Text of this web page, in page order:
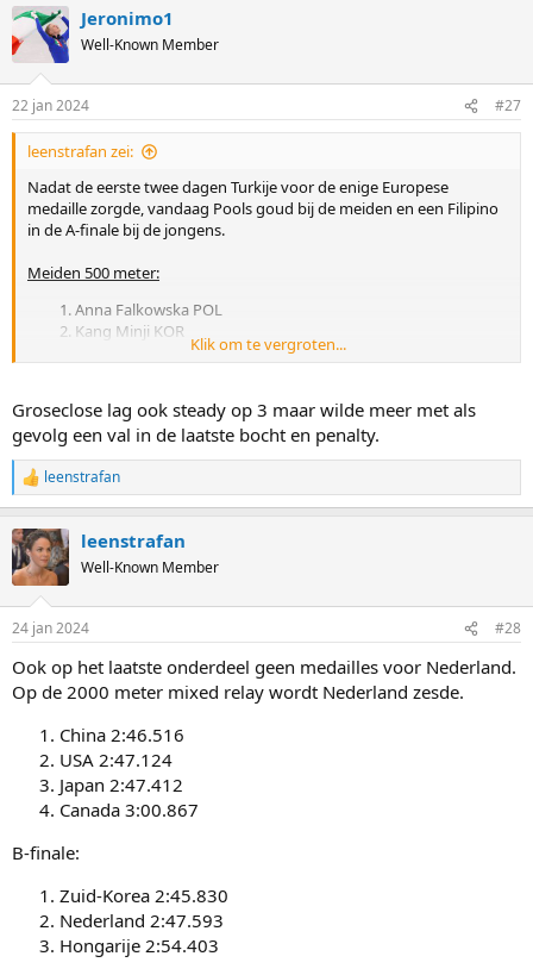
Jeronimo1
Well-Known Member
22 jan 2024 #27
leenstrafan zei:
Nadat de eerste twee dagen Turkije voor de enige Europese
medaille zorgde, vandaag Pools goud bij de meiden en een Filipino
in de A-finale bij de jongens.
Meiden 500 meter:
Anna Falkowska POL
Kang Minji KOR
Chung Jaehee KOR
Angel Daleman plaatste zich voor de B-finale, maar startte daar niet
(ze had overigens ook al 500 meter langebaan gewonnen, dus een
zwaar programma gereden vandaag).
Sean Boxiong Shuai USA
Zhang Xinzhe CHN
Zhang Bohao CHN
Peter Joseph Groseclose PHI
25. Nick Endeveld NED
28. Lowie Dekens BEL
Klik om te vergroten...
Groseclose lag ook steady op 3 maar wilde meer met als
gevolg een val in de laatste bocht en penalty.
R
e
c
t
i
s
leenstrafan
leenstrafan
Well-Known Member
24 jan 2024 #28
Ook op het laatste onderdeel geen medailles voor Nederland.
Op de 2000 meter mixed relay wordt Nederland zesde.
China 2:46.516
USA 2:47.124
Japan 2:47.412
Canada 3:00.867
B-finale:
Zuid-Korea 2:45.830
Nederland 2:47.593
Hongarije 2:54.403